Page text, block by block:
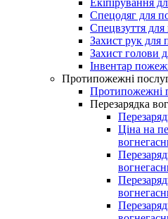
Екіпірування
Спецодяг для
Спецвзуття
Захист рук
Захист голови
Інвентар
Протипожежні
Протипожежні
Перезарядка
Ціна на